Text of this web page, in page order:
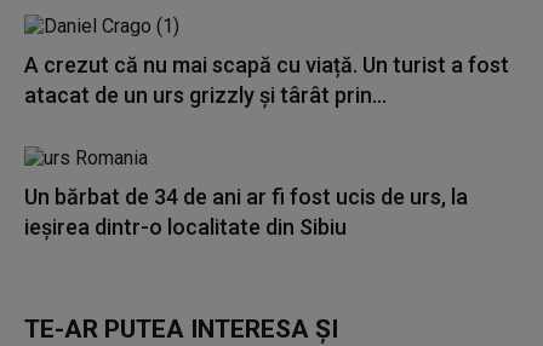
A crezut că nu mai scapă cu viață. Un turist a fost
atacat de un urs grizzly și târât prin...
Un bărbat de 34 de ani ar fi fost ucis de urs, la
ieşirea dintr-o localitate din Sibiu
TE-AR PUTEA INTERESA ȘI